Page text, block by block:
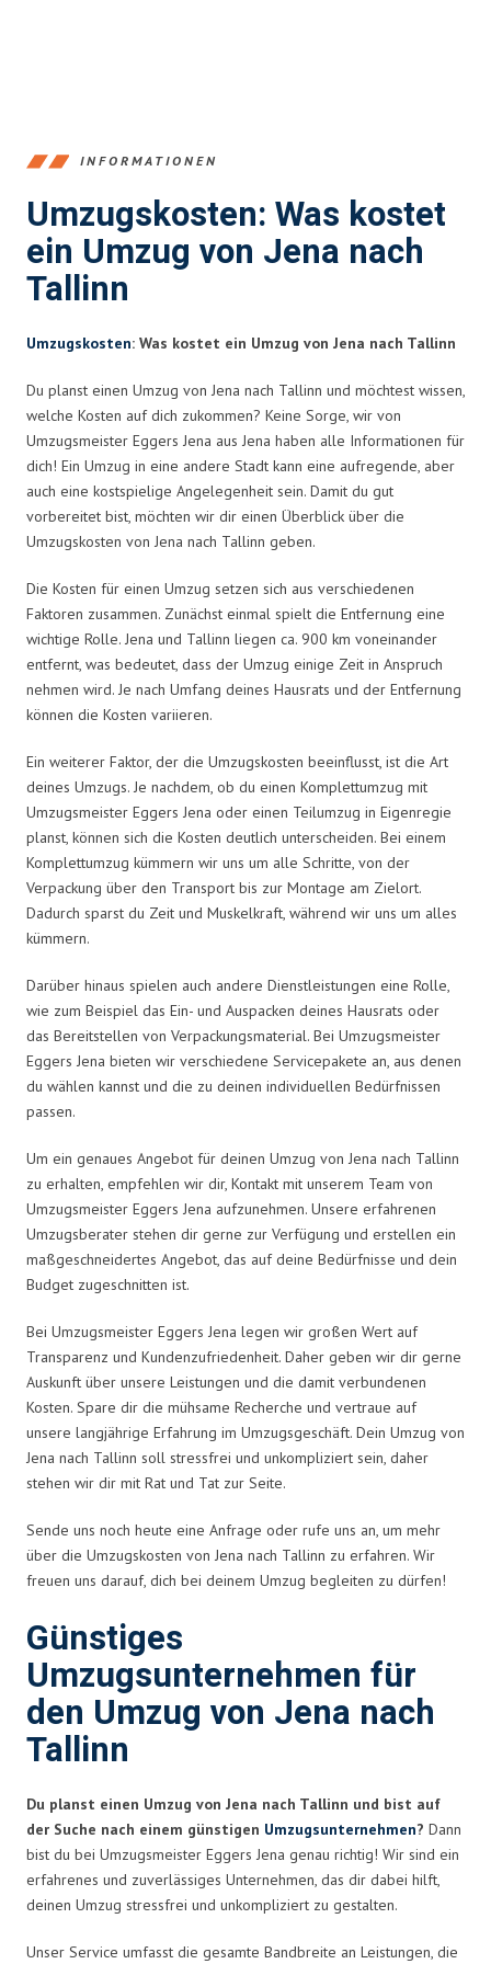
INFORMATIONEN
Umzugskosten: Was kostet
ein Umzug von Jena nach
Tallinn
Umzugskosten: Was kostet ein Umzug von Jena nach Tallinn
Du planst einen Umzug von Jena nach Tallinn und möchtest wissen,
welche Kosten auf dich zukommen? Keine Sorge, wir von
Umzugsmeister Eggers Jena aus Jena haben alle Informationen für
dich! Ein Umzug in eine andere Stadt kann eine aufregende, aber
auch eine kostspielige Angelegenheit sein. Damit du gut
vorbereitet bist, möchten wir dir einen Überblick über die
Umzugskosten von Jena nach Tallinn geben.
Die Kosten für einen Umzug setzen sich aus verschiedenen
Faktoren zusammen. Zunächst einmal spielt die Entfernung eine
wichtige Rolle. Jena und Tallinn liegen ca. 900 km voneinander
entfernt, was bedeutet, dass der Umzug einige Zeit in Anspruch
nehmen wird. Je nach Umfang deines Hausrats und der Entfernung
können die Kosten variieren.
Ein weiterer Faktor, der die Umzugskosten beeinflusst, ist die Art
deines Umzugs. Je nachdem, ob du einen Komplettumzug mit
Umzugsmeister Eggers Jena oder einen Teilumzug in Eigenregie
planst, können sich die Kosten deutlich unterscheiden. Bei einem
Komplettumzug kümmern wir uns um alle Schritte, von der
Verpackung über den Transport bis zur Montage am Zielort.
Dadurch sparst du Zeit und Muskelkraft, während wir uns um alles
kümmern.
Darüber hinaus spielen auch andere Dienstleistungen eine Rolle,
wie zum Beispiel das Ein- und Auspacken deines Hausrats oder
das Bereitstellen von Verpackungsmaterial. Bei Umzugsmeister
Eggers Jena bieten wir verschiedene Servicepakete an, aus denen
du wählen kannst und die zu deinen individuellen Bedürfnissen
passen.
Um ein genaues Angebot für deinen Umzug von Jena nach Tallinn
zu erhalten, empfehlen wir dir, Kontakt mit unserem Team von
Umzugsmeister Eggers Jena aufzunehmen. Unsere erfahrenen
Umzugsberater stehen dir gerne zur Verfügung und erstellen ein
maßgeschneidertes Angebot, das auf deine Bedürfnisse und dein
Budget zugeschnitten ist.
Bei Umzugsmeister Eggers Jena legen wir großen Wert auf
Transparenz und Kundenzufriedenheit. Daher geben wir dir gerne
Auskunft über unsere Leistungen und die damit verbundenen
Kosten. Spare dir die mühsame Recherche und vertraue auf
unsere langjährige Erfahrung im Umzugsgeschäft. Dein Umzug von
Jena nach Tallinn soll stressfrei und unkompliziert sein, daher
stehen wir dir mit Rat und Tat zur Seite.
Sende uns noch heute eine Anfrage oder rufe uns an, um mehr
über die Umzugskosten von Jena nach Tallinn zu erfahren. Wir
freuen uns darauf, dich bei deinem Umzug begleiten zu dürfen!
Günstiges
Umzugsunternehmen für
den Umzug von Jena nach
Tallinn
Du planst einen Umzug von Jena nach Tallinn und bist auf
der Suche nach einem günstigen Umzugsunternehmen? Dann
bist du bei Umzugsmeister Eggers Jena genau richtig! Wir sind ein
erfahrenes und zuverlässiges Unternehmen, das dir dabei hilft,
deinen Umzug stressfrei und unkompliziert zu gestalten.
Unser Service umfasst die gesamte Bandbreite an Leistungen, die